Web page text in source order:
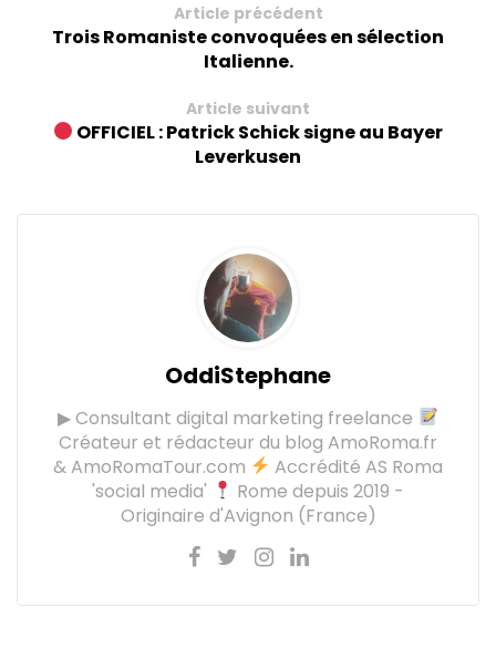
Article précédent
Trois Romaniste convoquées en sélection
Italienne.
Article suivant
OFFICIEL : Patrick Schick signe au Bayer
Leverkusen
OddiStephane
▶ Consultant digital marketing freelance
Créateur et rédacteur du blog AmoRoma.fr
& AmoRomaTour.com
Accrédité AS Roma
'social media'
Rome depuis 2019 -
Originaire d'Avignon (France)